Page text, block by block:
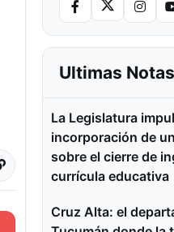
Ultimas Notas
La Legislatura
incorporación de
sobre el cierre de
currícula educativa
Cruz Alta: el